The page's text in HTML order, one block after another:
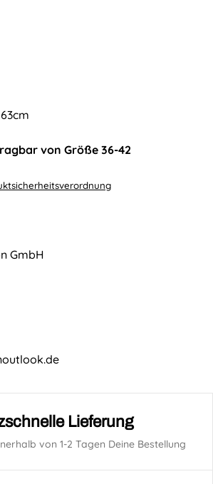
von Größe 36-42
GmbH
Lieferung
von 1-2 Tagen Deine Bestellung